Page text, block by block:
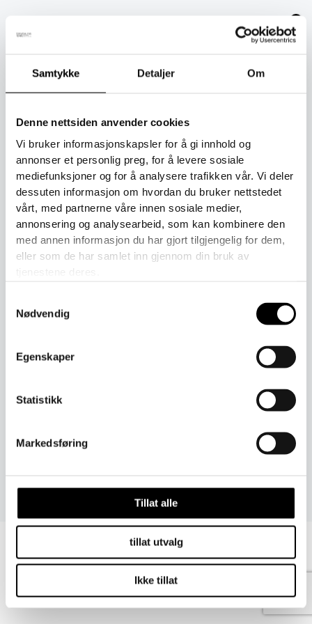
Samtykke Detaljer Om
Denne nettsiden anvender cookies
Vi bruker informasjonskapsler for å gi innhold og
annonser et personlig preg, for å levere sosiale
mediefunksjoner og for å analysere trafikken vår. Vi deler
dessuten informasjon om hvordan du bruker nettstedet
vårt, med partnerne våre innen sosiale medier,
annonsering og analysearbeid, som kan kombinere den
med annen informasjon du har gjort tilgjengelig for dem,
eller som de har samlet inn gjennom din bruk av
Nødvendig
Egenskaper
Statistikk
Markedsføring
Tillat alle
tillat utvalg
Ikke tillat
Barn
Filter Showing 1 - 36 of 231 results
BALAKLAVA I ULL CAP
MERINOULLUNDERTØY
FOR BARN
OUTLET
Kontakt oss på
Vilkår for kjøp
Norsk bokmål
Svenska